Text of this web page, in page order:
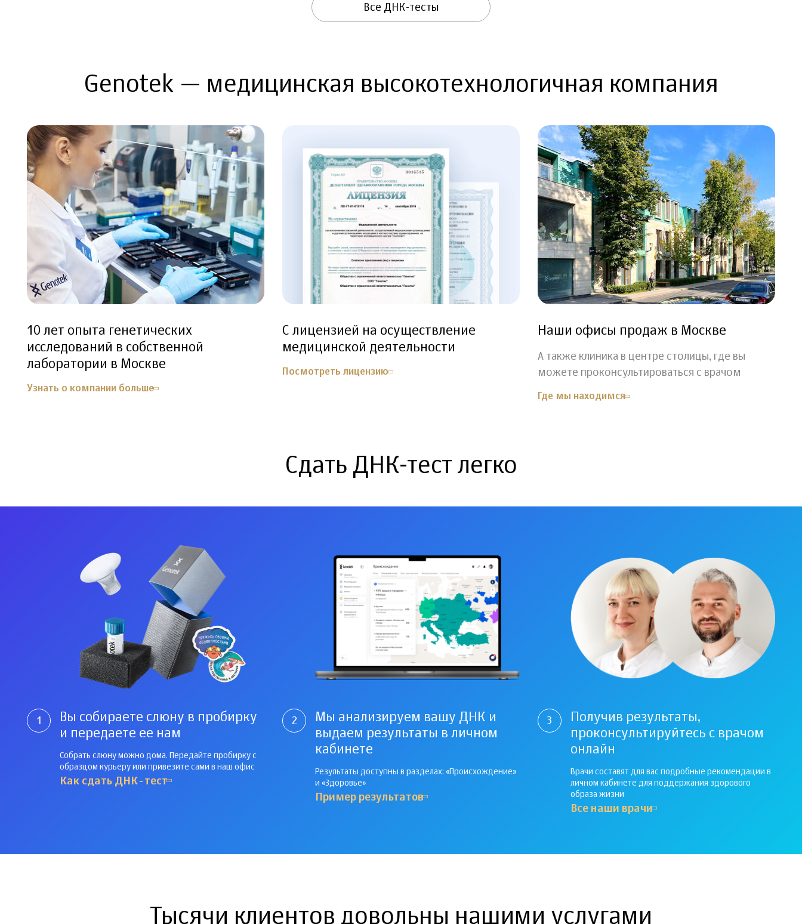
Все ДНК-тесты
Genotek — медицинская высокотехнологичная компания
10 лет опыта генетических
исследований в собственной
лаборатории в Москве
Узнать о компании больше
С лицензией на осуществление
медицинской деятельности
Посмотреть лицензию
Наши офисы продаж в Москве
А также клиника в центре столицы, где вы
можете проконсультироваться с врачом
Где мы находимся
Сдать ДНК-тест легко
1
Вы собираете слюну в пробирку
и передаете ее нам
Собрать слюну можно дома. Передайте пробирку с
образцом курьеру или привезите сами в наш офис
Как сдать ДНК-тест
2
Мы анализируем вашу ДНК и
выдаем результаты в личном
кабинете
Результаты доступны в разделах: «Происхождение»
и «Здоровье»
Пример результатов
3
Получив результаты,
проконсультируйтесь с врачом
онлайн
Врачи составят для вас подробные рекомендации в
личном кабинете для поддержания здорового
образа жизни
Все наши врачи
Тысячи клиентов довольны нашими услугами